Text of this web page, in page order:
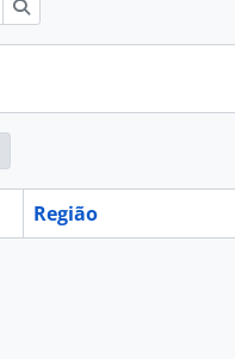
Região